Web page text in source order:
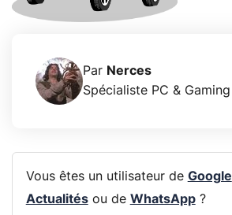
Par Nerces
Spécialiste PC & Gaming
Vous êtes un utilisateur de Google
Actualitésou de WhatsApp?